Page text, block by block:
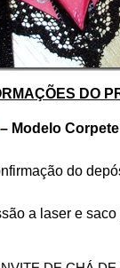
DO
– Modelo
do
a laser e